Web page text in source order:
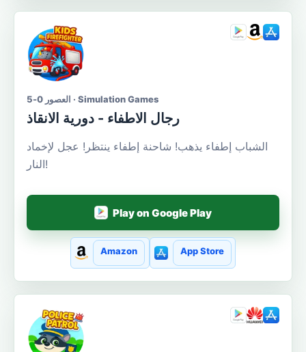
العصور 0-5 · Simulation Games
رجال الاطفاء - دورية الانقاذ
الشباب إطفاء يذهب! شاحنة إطفاء ينتظر! عجل لإخماد
النار!
Play on Google Play
Amazon App Store